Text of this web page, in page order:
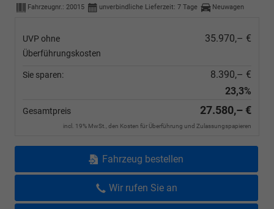
Fahrzeugnr.: 20015 unverbindliche Lieferzeit: 7 Tage Neuwagen
UVP ohne
Überführungskosten
35.970,– €
Sie sparen:
8.390,– €
23,3%
Gesamtpreis 27.580,– €
incl. 19% MwSt., den Kosten für Überführung und Zulassungspapieren
Fahrzeug bestellen
Wir rufen Sie an